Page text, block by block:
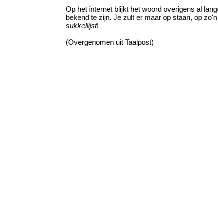
Op het internet blijkt het woord overigens al
bekend te zijn. Je zult er maar op staan, op zo'n
sukkellijst!
(Overgenomen uit Taalpost)